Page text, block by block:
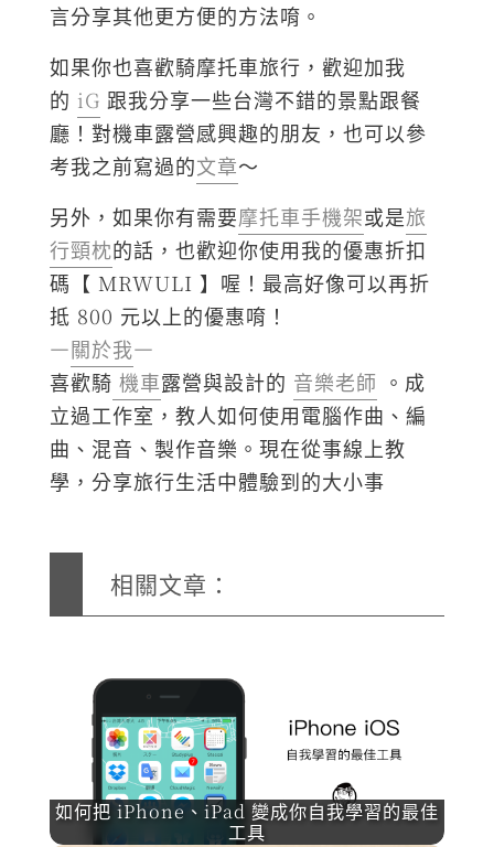
言分享其他更方便的方法唷。
如果你也喜歡騎摩托車旅行，歡迎加我
的 iG 跟我分享一些台灣不錯的景點跟餐
廳！對機車露營感興趣的朋友，也可以參
考我之前寫過的文章～
另外，如果你有需要摩托車手機架或是旅
行頸枕的話，也歡迎你使用我的優惠折扣
碼【 MRWULI 】喔！最高好像可以再折
抵 800 元以上的優惠唷！
—關於我—
喜歡騎 機車露營與設計的 音樂老師 。成
立過工作室，教人如何使用電腦作曲、編
曲、混音、製作音樂。現在從事線上教
學，分享旅行生活中體驗到的大小事
相關文章：
如何把 iPhone、iPad 變成你自我學習的最佳
工具